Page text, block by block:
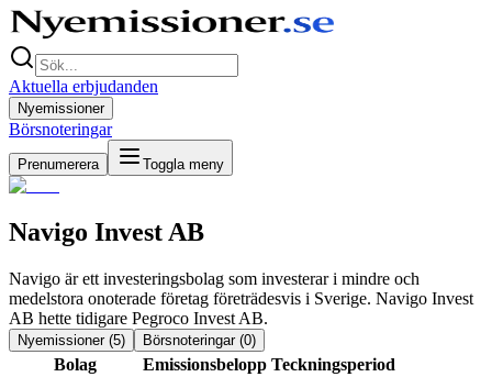
Aktuella erbjudanden
Nyemissioner
Börsnoteringar
Prenumerera Toggla meny
Navigo Invest AB
Navigo är ett investeringsbolag som investerar i mindre och
medelstora onoterade företag företrädesvis i Sverige. Navigo Invest
AB hette tidigare Pegroco Invest AB.
Nyemissioner (5) Börsnoteringar (0)
Bolag Emissionsbelopp Teckningsperiod